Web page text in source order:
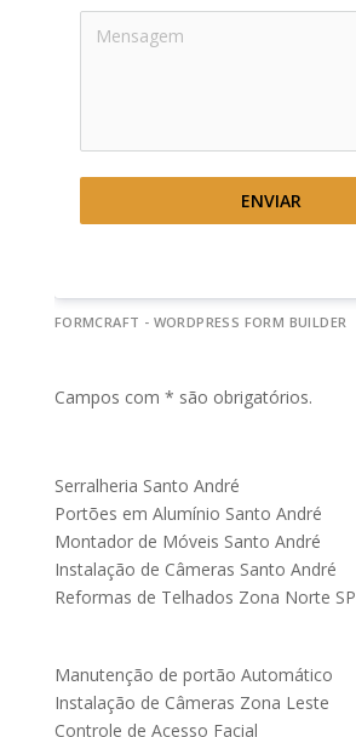
ENVIAR
FORMCRAFT - WORDPRESS FORM BUILDER
Campos com * são obrigatórios.
Serralheria Santo André
Portões em Alumínio Santo André
Montador de Móveis Santo André
Instalação de Câmeras Santo André
Reformas de Telhados Zona Norte SP
Manutenção de portão Automático
Instalação de Câmeras Zona Leste
Controle de Acesso Facial